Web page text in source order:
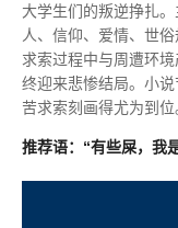
大学生们的叛逆挣扎
人、信仰、爱情、世
求索过程中与周遭环
终迎来悲惨结局。小
苦求索刻画得尤为到位
推荐语：“有些屎，我